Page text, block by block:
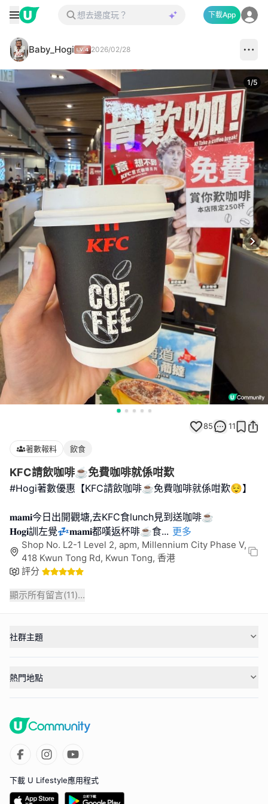
下載App
Baby_Hogi 2026/02/28
1/5
85 11
著數報料 飲食
KFC請飲咖啡☕️免費咖啡就係咁歎
#Hogi著數優惠【KFC請飲咖啡☕️免費咖啡就係咁歎😌】
𝐦𝐚𝐦𝐢今日出開觀塘,去KFC食lunch見到送咖啡☕️
𝐇𝐨𝐠𝐢訓左覺💤𝐦𝐚𝐦𝐢都嘆返杯啡☕️食... 更多
Shop No. L2-1 Level 2, apm, Millennium City Phase V,
418 Kwun Tong Rd, Kwun Tong, 香港
評分
顯示所有留言(11)...
社群主題
熱門地點
下載 U Lifestyle應用程式